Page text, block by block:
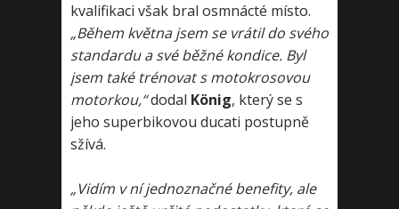
kvalifikaci však bral osmnácté místo.
„Během května jsem se vrátil do svého
standardu a své běžné kondice. Byl
jsem také trénovat s motokrosovou
motorkou,“dodal König, který se s
jeho superbikovou ducati postupně
sžívá.
„Vidím v ní jednoznačné benefity, ale